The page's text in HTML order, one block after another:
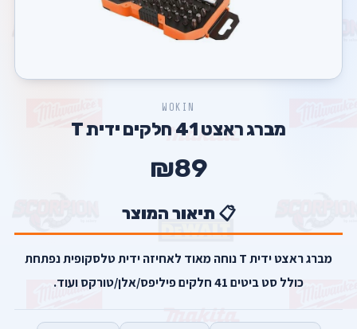
WOKIN
מברג ראצט 41 חלקים ידית T
₪89
📋 תיאור המוצר
מברג ראצט ידית T נוחה מאוד לאחיזה ידית טלסקופית נפתחת
כולל סט ביטים 41 חלקים פיליפס/אלן/טורקס ועוד.